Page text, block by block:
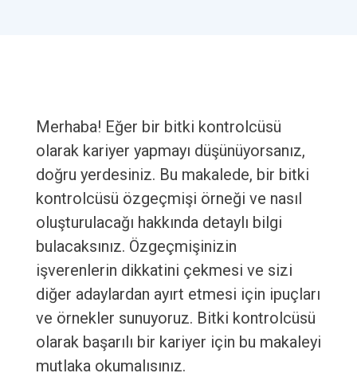
Merhaba! Eğer bir bitki kontrolcüsü
olarak kariyer yapmayı düşünüyorsanız,
doğru yerdesiniz. Bu makalede, bir bitki
kontrolcüsü özgeçmişi örneği ve nasıl
oluşturulacağı hakkında detaylı bilgi
bulacaksınız. Özgeçmişinizin
işverenlerin dikkatini çekmesi ve sizi
diğer adaylardan ayırt etmesi için ipuçları
ve örnekler sunuyoruz. Bitki kontrolcüsü
olarak başarılı bir kariyer için bu makaleyi
mutlaka okumalısınız.